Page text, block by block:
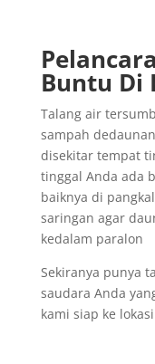
Buntu Di
Talang air
sampah
disekitar tempat
tinggal Anda ada
baiknya di
saringan agar
kedalam paralon
Sekiranya punya
saudara Anda
kami siap ke